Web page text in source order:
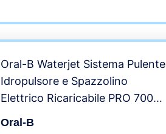
Oral-B Waterjet Sistema Pulente
Idropulsore e Spazzolino
Elettrico Ricaricabile PRO 700
Oral-B